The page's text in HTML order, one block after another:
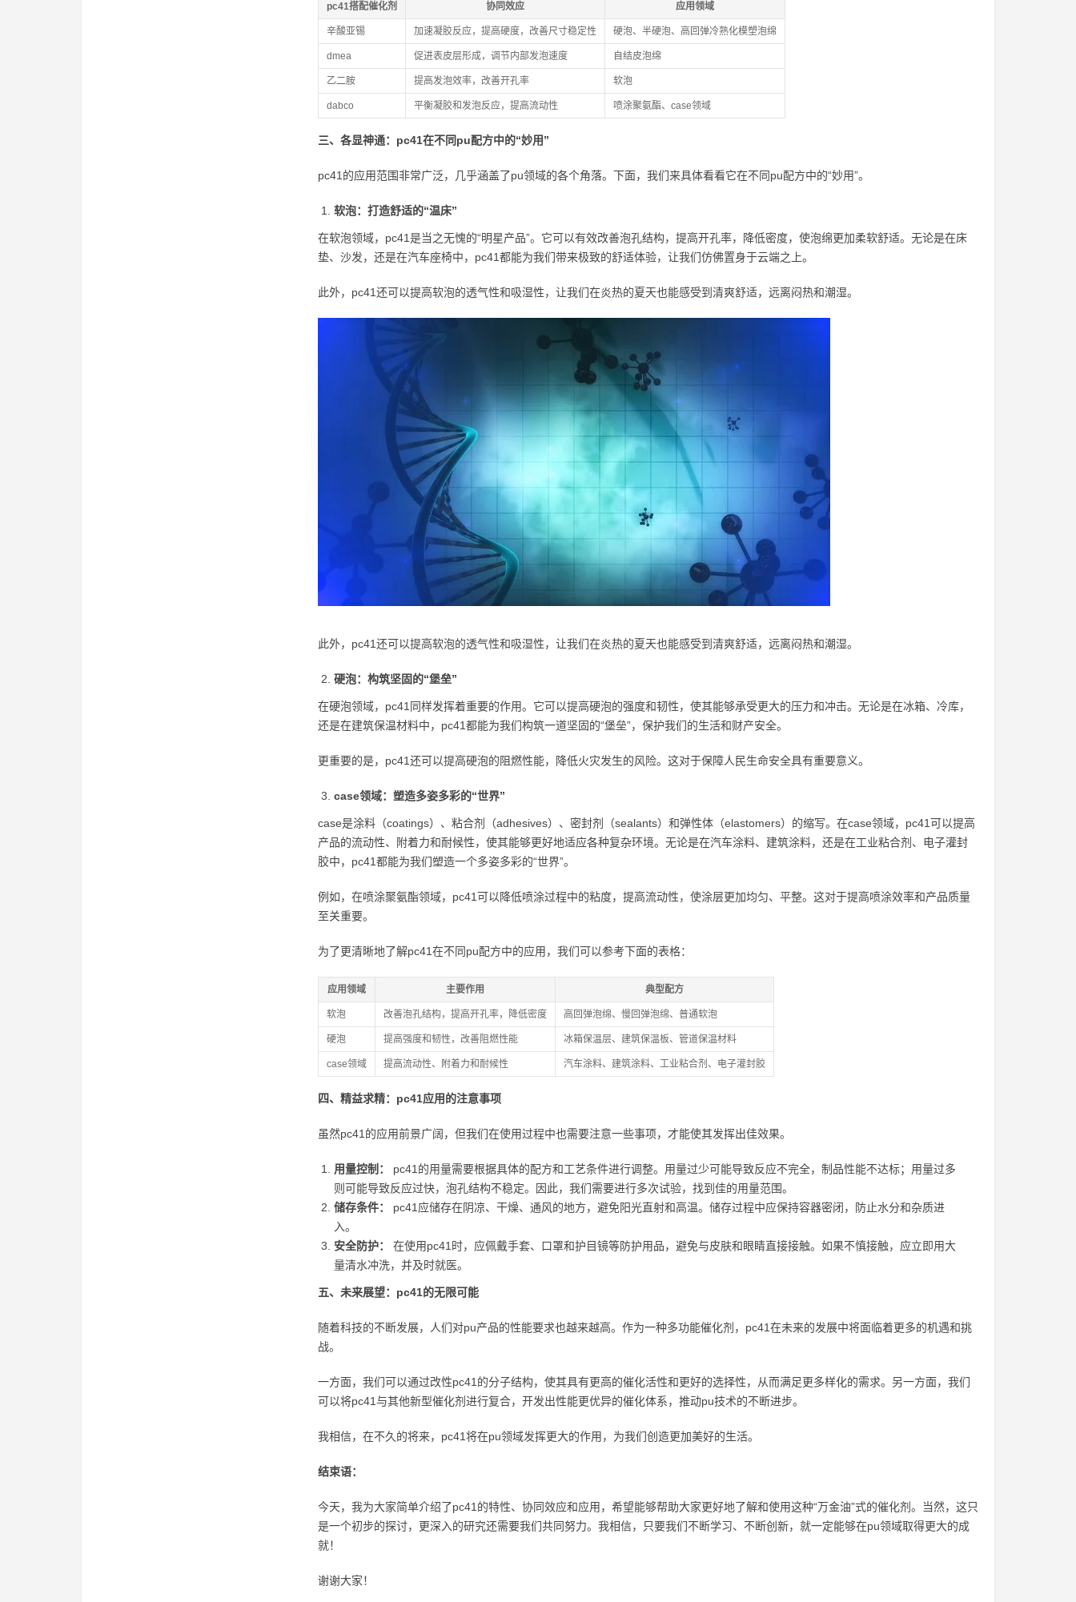
pc41搭配催化剂 协同效应 应用领域
辛酸亚锡 加速凝胶反应，提高硬度，改善尺寸稳定性 硬泡、半硬泡、高回弹冷熟化模塑泡绵
dmea 促进表皮层形成，调节内部发泡速度 自结皮泡绵
乙二胺 提高发泡效率，改善开孔率 软泡
dabco 平衡凝胶和发泡反应，提高流动性 喷涂聚氨酯、case领域
三、各显神通：pc41在不同pu配方中的“妙用”
pc41的应用范围非常广泛，几乎涵盖了pu领域的各个角落。下面，我们来具体看看它在不同pu配方中的“妙用”。
软泡：打造舒适的“温床”
在软泡领域，pc41是当之无愧的“明星产品”。它可以有效改善泡孔结构，提高开孔率，降低密度，使泡绵更加柔软舒适。无论是在床
垫、沙发，还是在汽车座椅中，pc41都能为我们带来极致的舒适体验，让我们仿佛置身于云端之上。
此外，pc41还可以提高软泡的透气性和吸湿性，让我们在炎热的夏天也能感受到清爽舒适，远离闷热和潮湿。
此外，pc41还可以提高软泡的透气性和吸湿性，让我们在炎热的夏天也能感受到清爽舒适，远离闷热和潮湿。
硬泡：构筑坚固的“堡垒”
在硬泡领域，pc41同样发挥着重要的作用。它可以提高硬泡的强度和韧性，使其能够承受更大的压力和冲击。无论是在冰箱、冷库，
还是在建筑保温材料中，pc41都能为我们构筑一道坚固的“堡垒”，保护我们的生活和财产安全。
更重要的是，pc41还可以提高硬泡的阻燃性能，降低火灾发生的风险。这对于保障人民生命安全具有重要意义。
case领域：塑造多姿多彩的“世界”
case是涂料（coatings）、粘合剂（adhesives）、密封剂（sealants）和弹性体（elastomers）的缩写。在case领域，pc41可以提高
产品的流动性、附着力和耐候性，使其能够更好地适应各种复杂环境。无论是在汽车涂料、建筑涂料，还是在工业粘合剂、电子灌封
胶中，pc41都能为我们塑造一个多姿多彩的“世界”。
例如，在喷涂聚氨酯领域，pc41可以降低喷涂过程中的粘度，提高流动性，使涂层更加均匀、平整。这对于提高喷涂效率和产品质量
至关重要。
为了更清晰地了解pc41在不同pu配方中的应用，我们可以参考下面的表格：
应用领域 主要作用 典型配方
软泡 改善泡孔结构，提高开孔率，降低密度 高回弹泡绵、慢回弹泡绵、普通软泡
硬泡 提高强度和韧性，改善阻燃性能 冰箱保温层、建筑保温板、管道保温材料
case领域 提高流动性、附着力和耐候性 汽车涂料、建筑涂料、工业粘合剂、电子灌封胶
四、精益求精：pc41应用的注意事项
虽然pc41的应用前景广阔，但我们在使用过程中也需要注意一些事项，才能使其发挥出佳效果。
用量控制：
pc41的用量需要根据具体的配方和工艺条件进行调整。用量过少可能导致反应不完全，制品性能不达标；用量过多
则可能导致反应过快，泡孔结构不稳定。因此，我们需要进行多次试验，找到佳的用量范围。
储存条件：
pc41应储存在阴凉、干燥、通风的地方，避免阳光直射和高温。储存过程中应保持容器密闭，防止水分和杂质进
入。
安全防护：
在使用pc41时，应佩戴手套、口罩和护目镜等防护用品，避免与皮肤和眼睛直接接触。如果不慎接触，应立即用大
量清水冲洗，并及时就医。
五、未来展望：pc41的无限可能
随着科技的不断发展，人们对pu产品的性能要求也越来越高。作为一种多功能催化剂，pc41在未来的发展中将面临着更多的机遇和挑
战。
一方面，我们可以通过改性pc41的分子结构，使其具有更高的催化活性和更好的选择性，从而满足更多样化的需求。另一方面，我们
可以将pc41与其他新型催化剂进行复合，开发出性能更优异的催化体系，推动pu技术的不断进步。
我相信，在不久的将来，pc41将在pu领域发挥更大的作用，为我们创造更加美好的生活。
结束语：
今天，我为大家简单介绍了pc41的特性、协同效应和应用，希望能够帮助大家更好地了解和使用这种“万金油”式的催化剂。当然，这只
是一个初步的探讨，更深入的研究还需要我们共同努力。我相信，只要我们不断学习、不断创新，就一定能够在pu领域取得更大的成
就！
谢谢大家！